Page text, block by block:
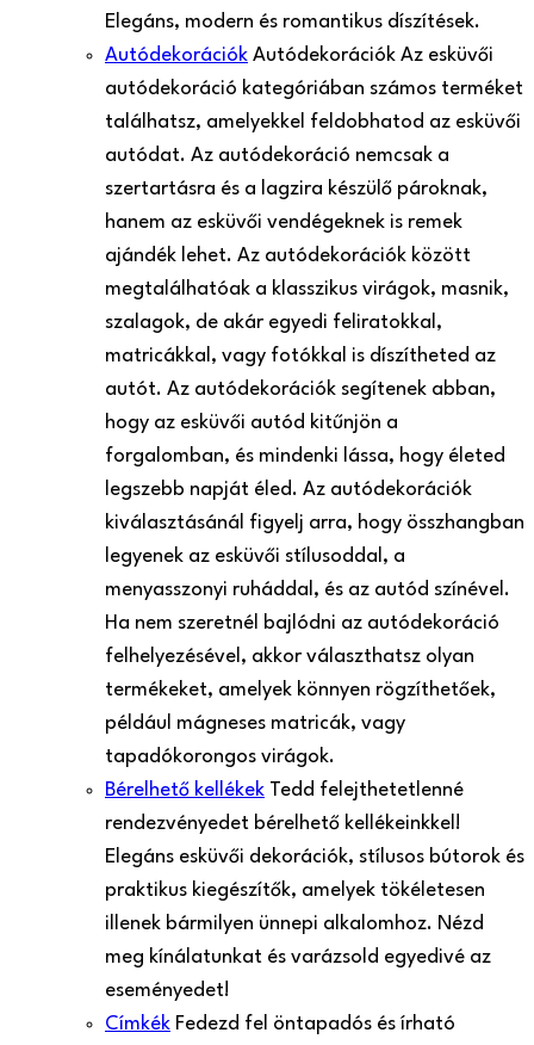
Elegáns, modern és romantikus díszítések.
Autódekorációk Autódekorációk Az esküvői
autódekoráció kategóriában számos terméket
találhatsz, amelyekkel feldobhatod az esküvői
autódat. Az autódekoráció nemcsak a
szertartásra és a lagzira készülő pároknak,
hanem az esküvői vendégeknek is remek
ajándék lehet. Az autódekorációk között
megtalálhatóak a klasszikus virágok, masnik,
szalagok, de akár egyedi feliratokkal,
matricákkal, vagy fotókkal is díszítheted az
autót. Az autódekorációk segítenek abban,
hogy az esküvői autód kitűnjön a
forgalomban, és mindenki lássa, hogy életed
legszebb napját éled. Az autódekorációk
kiválasztásánál figyelj arra, hogy összhangban
legyenek az esküvői stílusoddal, a
menyasszonyi ruháddal, és az autód színével.
Ha nem szeretnél bajlódni az autódekoráció
felhelyezésével, akkor választhatsz olyan
termékeket, amelyek könnyen rögzíthetőek,
például mágneses matricák, vagy
tapadókorongos virágok.
Bérelhető kellékek Tedd felejthetetlenné
rendezvényedet bérelhető kellékeinkkel!
Elegáns esküvői dekorációk, stílusos bútorok és
praktikus kiegészítők, amelyek tökéletesen
illenek bármilyen ünnepi alkalomhoz. Nézd
meg kínálatunkat és varázsold egyedivé az
eseményedet!
Címkék Fedezd fel öntapadós és írható